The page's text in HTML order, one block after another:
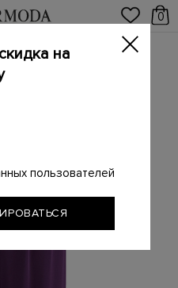
0
одежда / Женские брюки
шелка с баклажановом
на
пользователей